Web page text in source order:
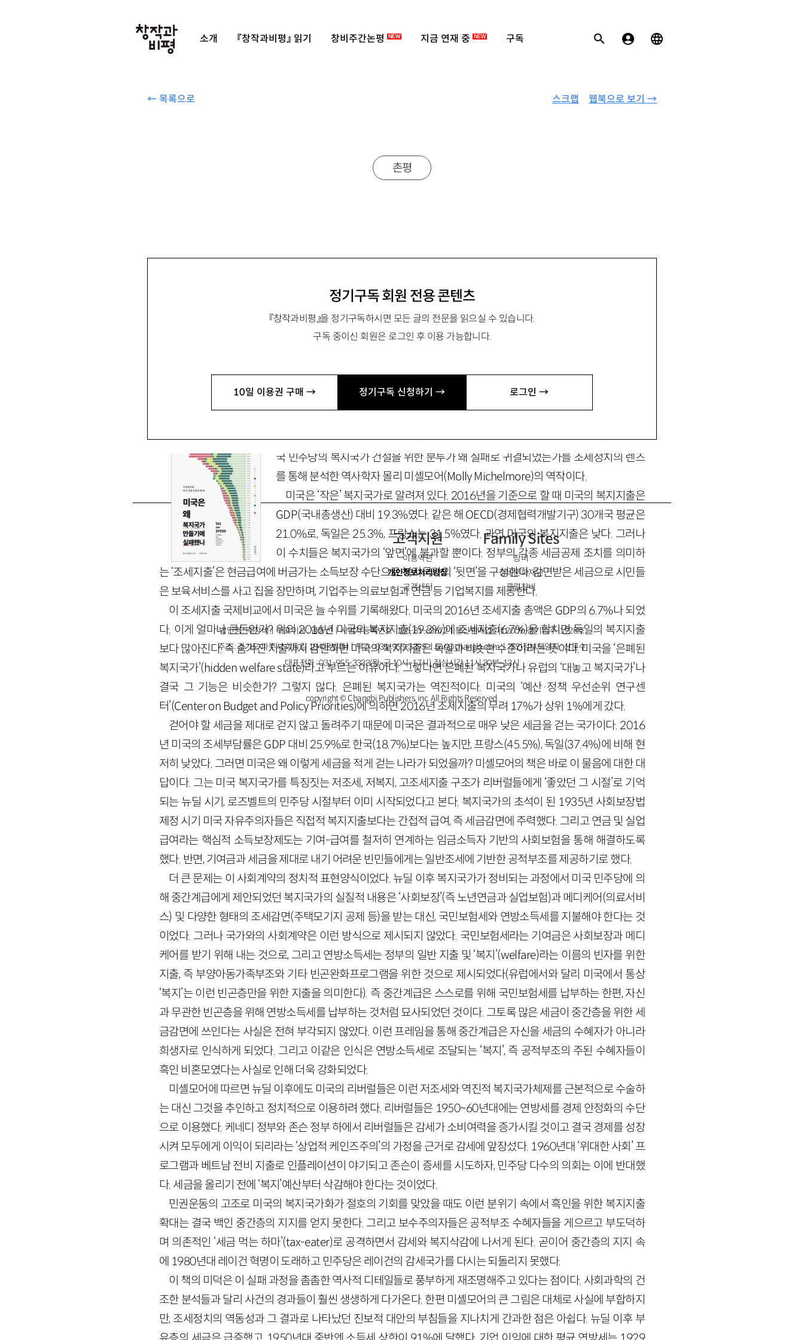
소개 『창작과비평』 읽기 창비주간논평 NEW 지금 연재 중 NEW 구독
← 목록으로 웹북으로 보기 →
스크랩
정기구독 회원 전용 콘텐츠
『창작과비평』을 정기구독하시면 모든 글의 전문을 읽으실 수 있습니다.
구독 중이신 회원은 로그인 후 이용 가능합니다.
10일 이용권 구매 → 정기구독 신청하기 → 로그인 →
촌평
리버럴의 실패와 저조세 복지국가 미국
『미국은 왜 복지국가 만들기에 실패했나』(Tax and Spend, 2012, 강병익 옮김)는 미
국 민주당의 복지국가 건설을 위한 분투가 왜 실패로 귀결되었는가를 조세정치의 렌즈
를 통해 분석한 역사학자 몰리 미셸모어(Molly Michelmore)의 역작이다.
미국은 ‘작은’ 복지국가로 알려져 있다. 2016년을 기준으로 할 때 미국의 복지지출은
GDP(국내총생산) 대비 19.3%였다. 같은 해 OECD(경제협력개발기구) 30개국 평균은
21.0%로, 독일은 25.3%, 프랑스는 31.5%였다. 과연 미국의 복지지출은 낮다. 그러나
이 수치들은 복지국가의 ‘앞면’에 불과할 뿐이다. 정부의 각종 세금공제 조치를 의미하
는 ‘조세지출’은 현금급여에 버금가는 소득보장 수단으로 복지국가의 ‘뒷면’을 구성한다. 감면받은 세금으로 시민들
은 보육서비스를 사고 집을 장만하며, 기업주는 의료보험과 연금 등 기업복지를 제공한다.
이 조세지출 국제비교에서 미국은 늘 수위를 기록해왔다. 미국의 2016년 조세지출 총액은 GDP의 6.7%나 되었
다. 이게 얼마나 큰돈인가? 위의 2016년 미국의 복지지출(19.3%)에 조세지출(6.7%)을 합치면 독일의 복지지출
보다 많아진다. 즉 숨겨진 지출까지 감안하면 미국의 복지지출은 독일과 비슷한 수준이라는 뜻이다. 미국을 ‘은폐된
복지국가’(hidden welfare state)라고 부르는 이유이다. 그렇다면 은폐된 복지국가나 유럽의 ‘대놓고 복지국가’나
결국 그 기능은 비슷한가? 그렇지 않다. 은폐된 복지국가는 역진적이다. 미국의 ‘예산·정책 우선순위 연구센
터’(Center on Budget and Policy Priorities)에 의하면 2016년 조세지출의 무려 17%가 상위 1%에게 갔다.
걷어야 할 세금을 제대로 걷지 않고 돌려주기 때문에 미국은 결과적으로 매우 낮은 세금을 걷는 국가이다. 2016
년 미국의 조세부담률은 GDP 대비 25.9%로 한국(18.7%)보다는 높지만, 프랑스(45.5%), 독일(37.4%)에 비해 현
저히 낮았다. 그러면 미국은 왜 이렇게 세금을 적게 걷는 나라가 되었을까? 미셸모어의 책은 바로 이 물음에 대한 대
답이다. 그는 미국 복지국가를 특징짓는 저조세, 저복지, 고조세지출 구조가 리버럴들에게 ‘좋았던 그 시절’로 기억
되는 뉴딜 시기, 로즈벨트의 민주당 시절부터 이미 시작되었다고 본다. 복지국가의 초석이 된 1935년 사회보장법
제정 시기 미국 자유주의자들은 직접적 복지지출보다는 간접적 급여, 즉 세금감면에 주력했다. 그리고 연금 및 실업
급여라는 핵심적 소득보장제도는 기여-급여를 철저히 연계하는 임금소득자 기반의 사회보험을 통해 해결하도록
했다. 반면, 기여금과 세금을 제대로 내기 어려운 빈민들에게는 일반조세에 기반한 공적부조를 제공하기로 했다.
더 큰 문제는 이 사회계약의 정치적 표현양식이었다. 뉴딜 이후 복지국가가 정비되는 과정에서 미국 민주당에 의
해 중간계급에게 제안되었던 복지국가의 실질적 내용은 ‘사회보장’(즉 노년연금과 실업보험)과 메디케어(의료서비
스) 및 다양한 형태의 조세감면(주택모기지 공제 등)을 받는 대신, 국민보험세와 연방소득세를 지불해야 한다는 것
이었다. 그러나 국가와의 사회계약은 이런 방식으로 제시되지 않았다. 국민보험세라는 기여금은 사회보장과 메디
케어를 받기 위해 내는 것으로, 그리고 연방소득세는 정부의 일반 지출 및 ‘복지’(welfare)라는 이름의 빈자를 위한
지출, 즉 부양아동가족부조와 기타 빈곤완화프로그램을 위한 것으로 제시되었다(유럽에서와 달리 미국에서 통상
‘복지’는 이런 빈곤층만을 위한 지출을 의미한다). 즉 중간계급은 스스로를 위해 국민보험세를 납부하는 한편, 자신
과 무관한 빈곤층을 위해 연방소득세를 납부하는 것처럼 묘사되었던 것이다. 그토록 많은 세금이 중간층을 위한 세
금감면에 쓰인다는 사실은 전혀 부각되지 않았다. 이런 프레임을 통해 중간계급은 자신을 세금의 수혜자가 아니라
희생자로 인식하게 되었다. 그리고 이같은 인식은 연방소득세로 조달되는 ‘복지’, 즉 공적부조의 주된 수혜자들이
흑인 비혼모였다는 사실로 인해 더욱 강화되었다.
미셸모어에 따르면 뉴딜 이후에도 미국의 리버럴들은 이런 저조세와 역진적 복지국가체제를 근본적으로 수술하
는 대신 그것을 추인하고 정치적으로 이용하려 했다. 리버럴들은 1950~60년대에는 연방세를 경제 안정화의 수단
으로 이용했다. 케네디 정부와 존슨 정부 하에서 리버럴들은 감세가 소비여력을 증가시킬 것이고 결국 경제를 성장
시켜 모두에게 이익이 되리라는 ‘상업적 케인즈주의’의 가정을 근거로 감세에 앞장섰다. 1960년대 ‘위대한 사회’ 프
로그램과 베트남 전비 지출로 인플레이션이 야기되고 존슨이 증세를 시도하자, 민주당 다수의 의회는 이에 반대했
다. 세금을 올리기 전에 ‘복지’예산부터 삭감해야 한다는 것이었다.
민권운동의 고조로 미국의 복지국가화가 절호의 기회를 맞았을 때도 이런 분위기 속에서 흑인을 위한 복지지출
확대는 결국 백인 중간층의 지지를 얻지 못한다. 그리고 보수주의자들은 공적부조 수혜자들을 게으르고 부도덕하
며 의존적인 ‘세금 먹는 하마’(tax-eater)로 공격하면서 감세와 복지삭감에 나서게 된다. 곧이어 중간층의 지지 속
에 1980년대 레이건 혁명이 도래하고 민주당은 레이건의 감세국가를 다시는 되돌리지 못했다.
이 책의 미덕은 이 실패 과정을 촘촘한 역사적 디테일들로 풍부하게 재조명해주고 있다는 점이다. 사회과학의 건
조한 분석들과 달리 사건의 경과들이 훨씬 생생하게 다가온다. 한편 미셸모어의 큰 그림은 대체로 사실에 부합하지
만, 조세정치의 역동성과 그 결과로 나타났던 진보적 대안의 부침들을 지나치게 간과한 점은 아쉽다. 뉴딜 이후 부
고객지원
이용약관
개인정보처리방침
고객센터
Family Sites
창비
창비문화재단
클럽창비
법인명 : ㈜창비ㅣ대표이사 : 염종선ㅣ사업자등록번호 : 105-81-63672ㅣ통신판매업 : 제 2009-경기파주-1928호
주소 : 경기도 파주시 회동길 184(문발동)ㅣ팩스 : 031-955-3399 ㅣcnc@changbi.comㅣ개인정보책임자 : 신문수
대표전화 : 031-955-3333(월~금 10시~17시), 점심시간 11시 30분~13시
copyright © Changbi Publishers, inc. All Rights Reserved.